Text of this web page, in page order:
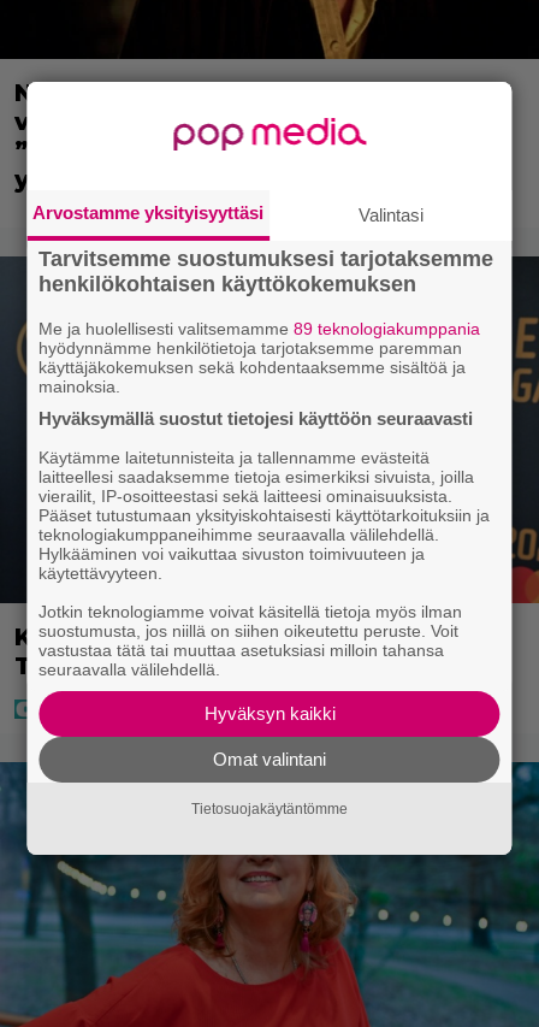
Nyt Netflixissä: Christopher Nolanin
viiden tähden mysteerileffa –
”Huikean hienosti kirjoitettu
yllätyskäänteiden sarja”
Kaija Koolta ikävä ilmoitus – Juha
Tapio kiirehti apuun
Arvostamme yksityisyyttäsi Valintasi
Tarvitsemme suostumuksesi tarjotaksemme
henkilökohtaisen käyttökokemuksen
Me ja huolellisesti valitsemamme89 teknologiakumppania
hyödynnämme henkilötietoja tarjotaksemme paremman
käyttäjäkokemuksen sekä kohdentaaksemme sisältöä ja
mainoksia.
Hyväksymällä suostut tietojesi käyttöön seuraavasti
Käytämme laitetunnisteita ja tallennamme evästeitä
laitteellesi saadaksemme tietoja esimerkiksi sivuista, joilla
vierailit, IP-osoitteestasi sekä laitteesi ominaisuuksista.
Pääset tutustumaan yksityiskohtaisesti käyttötarkoituksiin ja
teknologiakumppaneihimme seuraavalla välilehdellä.
Hylkääminen voi vaikuttaa sivuston toimivuuteen ja
käytettävyyteen.
Jotkin teknologiamme voivat käsitellä tietoja myös ilman
suostumusta, jos niillä on siihen oikeutettu peruste. Voit
vastustaa tätä tai muuttaa asetuksiasi milloin tahansa
seuraavalla välilehdellä.
Hyväksyn kaikki
Omat valintani
Tietosuojakäytäntömme